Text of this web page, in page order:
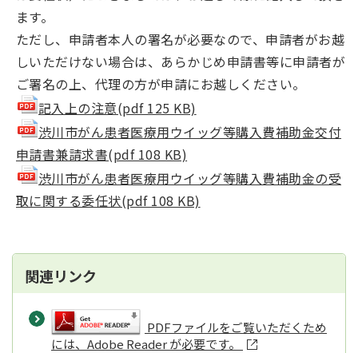
ます。
ただし、申請者本人の署名が必要なので、申請者がお越
しいただけない場合は、あらかじめ申請書等に申請者が
ご署名の上、代理の方が申請にお越しください。
記入上の注意(pdf 125 KB)
渋川市がん患者医療用ウイッグ等購入費補助金交付
申請書兼請求書(pdf 108 KB)
渋川市がん患者医療用ウイッグ等購入費補助金の受
取に関する委任状(pdf 108 KB)
関連リンク
PDFファイルをご覧いただくため
には、Adobe Reader が必要です。